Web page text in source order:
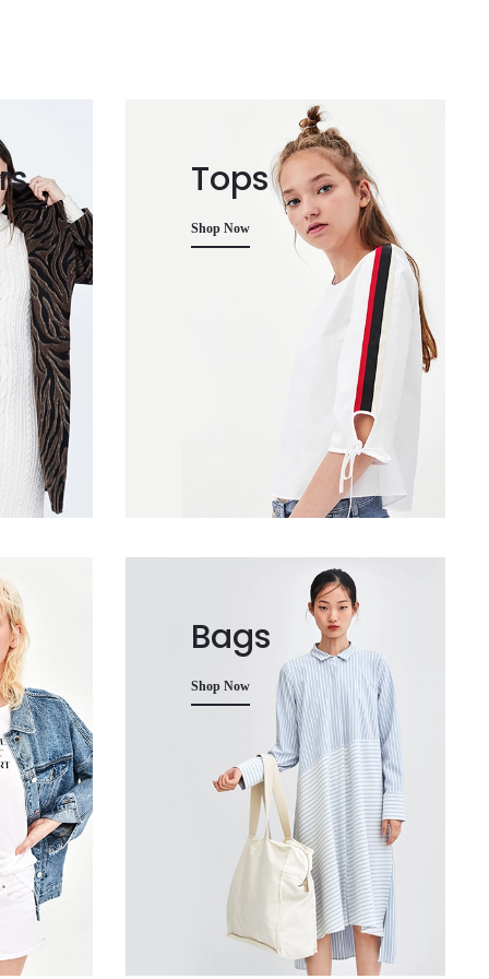
Tops
Shop Now
Bags
Shop Now